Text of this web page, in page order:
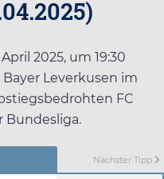
2025, um 19:30
Leverkusen im
FC
Bundesliga.
Nächster Tipp